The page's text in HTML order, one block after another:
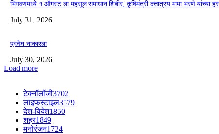
भिगवणमध्ये १ ऑगस्ट ला महसूल समाधान शिबीर; कृषिमंत्री दत्तात्रय मामा भरणे यांच्या
July 31, 2026
प्रवेश नाकारला
July 30, 2026
Load more
टेक्नॉलॉजी3702
लाइफस्टाइल3579
देश-विदेश1850
शहर1849
मनोरंजन1724